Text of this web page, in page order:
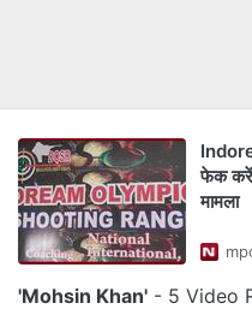
फेक
मामला
'Mohsin Khan' - 5 Video